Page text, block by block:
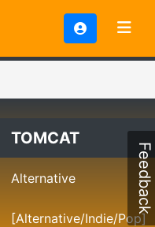
TOMCAT
Alternative
[Alternative/Indie/Pop]
Feedback